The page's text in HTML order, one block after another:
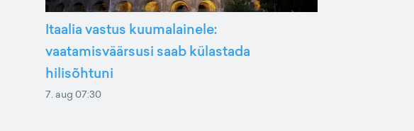
Itaalia vastus kuumalainele:
vaatamisväärsusi saab külastada
hilisõhtuni
7. aug 07:30